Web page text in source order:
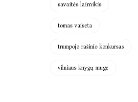
savaitės laimikis
tomas vaiseta
trumpojo rašinio konkursas
vilniaus knygų mugė